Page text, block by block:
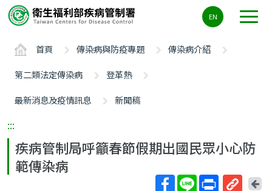
要
ALT+C
EN
首頁 傳染病與防疫專題
傳染病介紹
第二類法定傳染病
登革熱
最新消息及疫情訊息
新聞稿
:::
疾病管制局呼籲春節假期出國民眾小心防
範傳染病
回